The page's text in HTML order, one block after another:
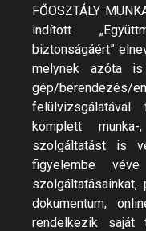
FŐOSZTÁLY
indított
biztonságáért”
melynek azóta
gép/
komplett
szolgáltatást is
figyelembe véve
dokumentum,
rendelkezik saját